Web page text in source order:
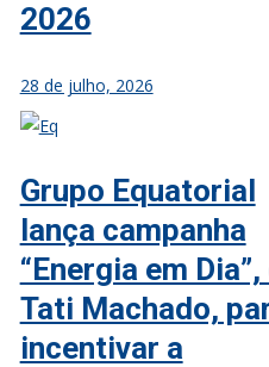
2026
28 de julho, 2026
Grupo Equatorial
lança campanha
“Energia em
Tati Machado,
incentivar a